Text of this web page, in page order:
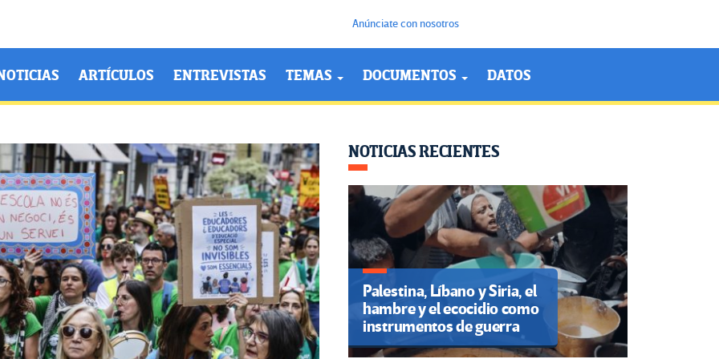
Anúnciate con nosotros
ARTÍCULOS ENTREVISTAS TEMAS DOCUMENTOS DATOS
NOTICIAS RECIENTES
Palestina, Líbano y Siria, el
hambre y el ecocidio como
instrumentos de guerra